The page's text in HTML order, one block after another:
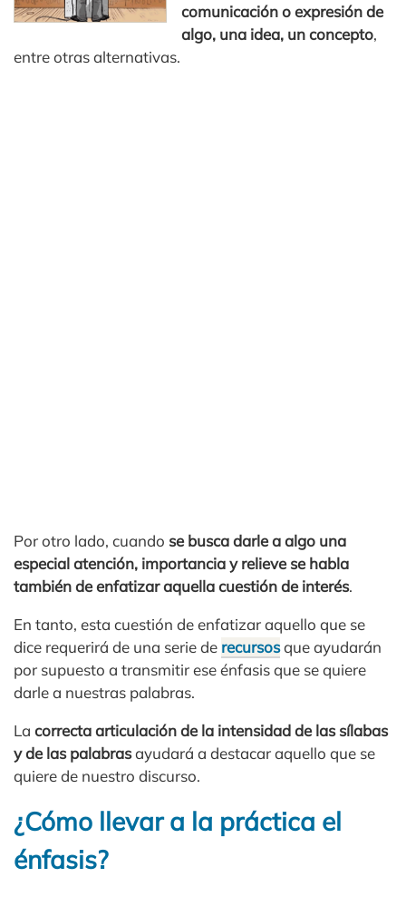
comunicación o expresión de
algo, una idea, un concepto,
entre otras alternativas.
Por otro lado, cuando se busca darle a algo una
especial atención, importancia y relieve se habla
también de enfatizar aquella cuestión de interés.
En tanto, esta cuestión de enfatizar aquello que se
dice requerirá de una serie de recursosque ayudarán
por supuesto a transmitir ese énfasis que se quiere
darle a nuestras palabras.
La correcta articulación de la intensidad de las sílabas
y de las palabrasayudará a destacar aquello que se
quiere de nuestro discurso.
¿Cómo llevar a la práctica el
énfasis?